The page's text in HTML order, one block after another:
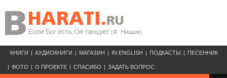
КНИГИ АУДИОКНИГИ МАГАЗИН IN ENGLISH ПОДКАСТЫ ПЕСЕННИК
ФОТО О ПРОЕКТЕ СПАСИБО ЗАДАТЬ ВОПРОС